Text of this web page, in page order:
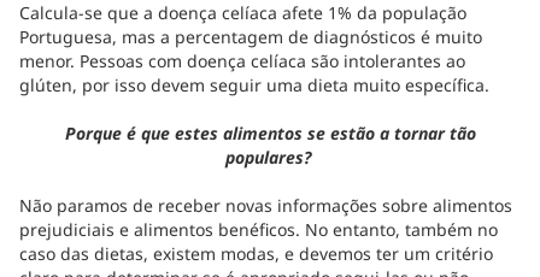
Calcula-se que a doença celíaca afete 1% da população
Portuguesa, mas a percentagem de diagnósticos é muito
menor. Pessoas com doença celíaca são intolerantes ao
glúten, por isso devem seguir uma dieta muito específica.
Porque é que estes alimentos se estão a tornar tão
populares?
Não paramos de receber novas informações sobre alimentos
prejudiciais e alimentos benéficos. No entanto, também no
caso das dietas, existem modas, e devemos ter um critério